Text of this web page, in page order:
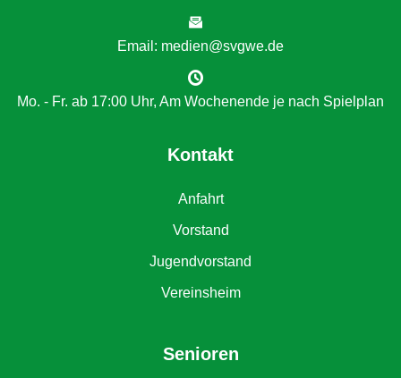
Email: medien@svgwe.de
Mo. - Fr. ab 17:00 Uhr, Am Wochenende je nach Spielplan
Kontakt
Anfahrt
Vorstand
Jugendvorstand
Vereinsheim
Senioren